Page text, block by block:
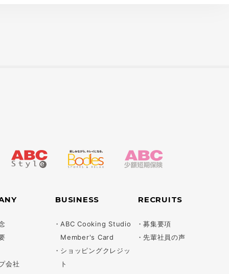
会社
BUSINESS
ABC Cooking Studio
Member's Card
ショッピングクレジッ
ト
RECRUITS
募集要項
先輩社員の声